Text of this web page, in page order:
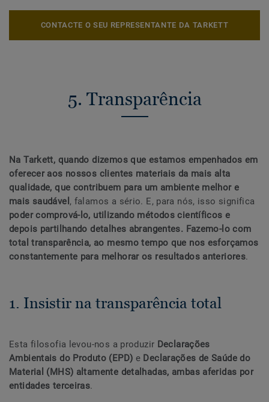
CONTACTE O SEU REPRESENTANTE DA TARKETT
5. Transparência
Na Tarkett, quando dizemos que estamos empenhados em
oferecer aos nossos clientes materiais da mais alta
qualidade, que contribuem para um ambiente melhor e
mais saudável , falamos a sério. E, para nós, isso significa
poder comprová-lo, utilizando métodos científicos e
depois partilhando detalhes abrangentes. Fazemo-lo com
total transparência, ao mesmo tempo que nos esforçamos
constantemente para melhorar os resultados anteriores.
1. Insistir na transparência total
Esta filosofia levou-nos a produzir Declarações
Ambientais do Produto (EPD) e Declarações de Saúde do
Material (MHS) altamente detalhadas, ambas aferidas por
entidades terceiras.